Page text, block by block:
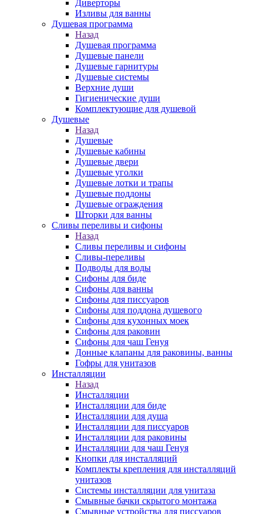
Диверторы
Изливы для ванны
Душевая программа
Назад
Душевая программа
Душевые панели
Душевые гарнитуры
Душевые системы
Верхние души
Гигиенические души
Комплектующие для душевой
Душевые
Назад
Душевые
Душевые кабины
Душевые двери
Душевые уголки
Душевые лотки и трапы
Душевые поддоны
Душевые ограждения
Шторки для ванны
Сливы переливы и сифоны
Назад
Сливы переливы и сифоны
Сливы-переливы
Подводы для воды
Сифоны для биде
Сифоны для ванны
Сифоны для писсуаров
Сифоны для поддона душевого
Сифоны для кухонных моек
Сифоны для раковин
Сифоны для чаш Генуя
Донные клапаны для раковины, ванны
Гофры для унитазов
Инсталляции
Назад
Инсталляции
Инсталляции для биде
Инсталляции для душа
Инсталляции для писсуаров
Инсталляции для раковины
Инсталляции для чаш Генуя
Кнопки для инсталляций
Комплекты крепления для инсталляций
унитазов
Системы инсталляции для унитаза
Смывные бачки скрытого монтажа
Смывные устройства для писсуаров